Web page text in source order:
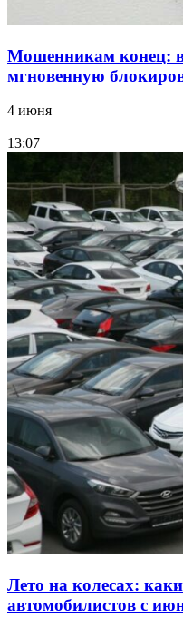
Мошенникам конец: в
мгновенную
4 июня
13:07
Лето на колесах:
автомобилистов с